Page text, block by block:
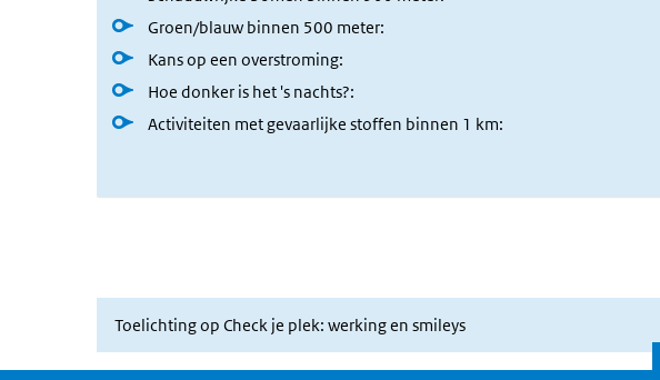
Toelichting op Check je plek: werking en smileys
Ingeklapt